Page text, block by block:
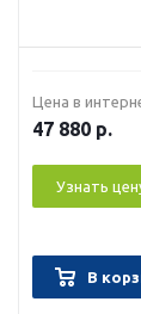
Цена в
47 880 р.
Узнать
В